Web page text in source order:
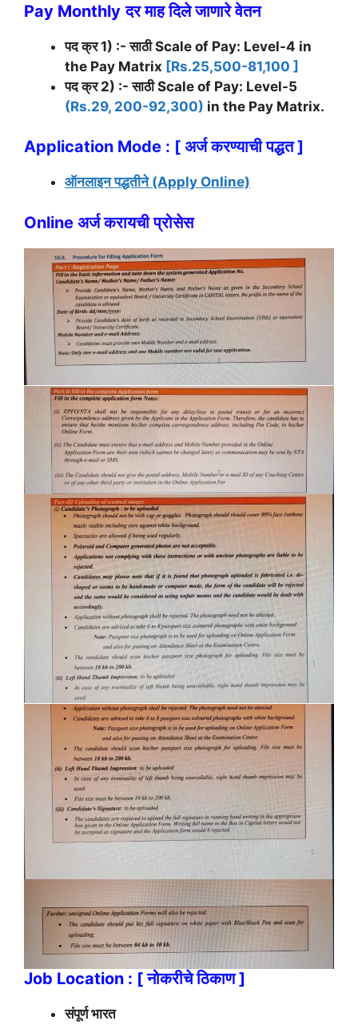
Pay Monthly दर माह दिले जाणारे वेतन
पद क्र 1) :- साठी Scale of Pay: Level-4 in
the Pay Matrix [Rs.25,500-81,100 ]
पद क्र 2) :- साठी Scale of Pay: Level-5
(Rs.29, 200-92,300) in the Pay Matrix.
Application Mode : [ अर्ज करण्याची पद्धत ]
ऑनलाइन पद्धतीने (Apply Online)
Online अर्ज करायची प्रोसेस
Job Location : [ नोकरीचे ठिकाण ]
संपूर्ण भारत